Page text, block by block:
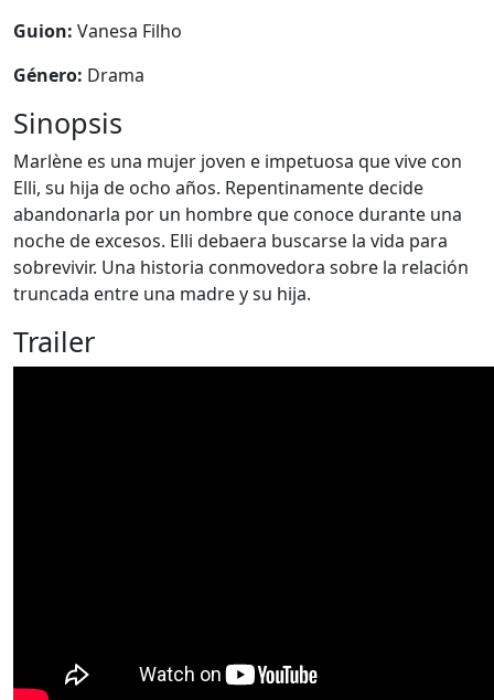
Guion: Vanesa Filho
Género: Drama
Sinopsis
Marlène es una mujer joven e impetuosa que vive con
Elli, su hija de ocho años. Repentinamente decide
abandonarla por un hombre que conoce durante una
noche de excesos. Elli debaera buscarse la vida para
sobrevivir. Una historia conmovedora sobre la relación
truncada entre una madre y su hija.
Trailer